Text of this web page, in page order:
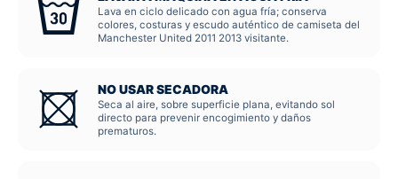
Lava en ciclo delicado con agua fría; conserva
colores, costuras y escudo auténtico de camiseta del
Manchester United 2011 2013 visitante.
NO USAR SECADORA
Seca al aire, sobre superficie plana, evitando sol
directo para prevenir encogimiento y daños
prematuros.